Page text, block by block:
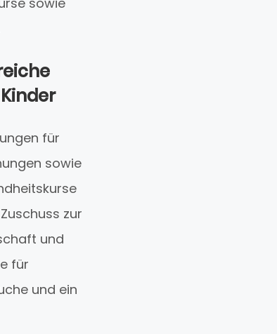
für
sowie
zur
und
für
und ein